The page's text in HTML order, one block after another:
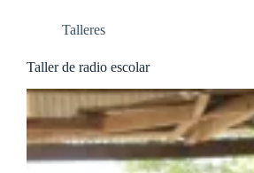
Talleres
Taller de radio escolar